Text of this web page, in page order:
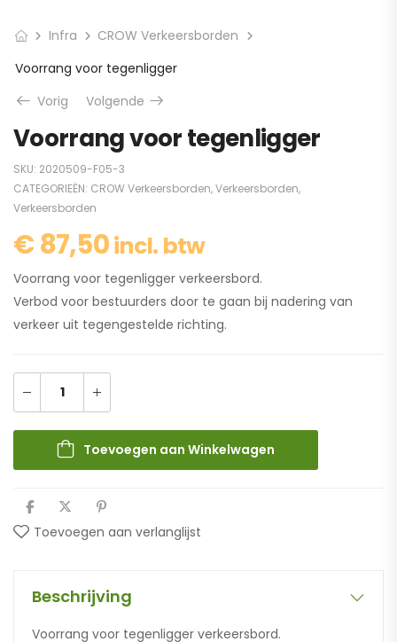
Infra
CROW Verkeersborden
Voorrang voor tegenligger
Vorig
Volgende
Voorrang voor tegenligger
SKU: 2020509-F05-3
CATEGORIEËN: CROW Verkeersborden,Verkeersborden,
Verkeersborden
€87,50incl. btw
Voorrang voor tegenligger verkeersbord.
Verbod voor bestuurders door te gaan bij nadering van
verkeer uit tegengestelde richting.
Toevoegen aan Winkelwagen
Toevoegen aan verlanglijst
Beschrijving
Voorrang voor tegenligger verkeersbord.